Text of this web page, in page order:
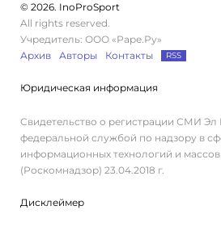
© 2026. InoProSport
All rights reserved.
Учредитель: ООО «Раре.Ру»
Архив
Авторы Контакты RSS
Юридическая информация
Свидетельство о регистрации СМИ
федеральной службой по надзору в
информационных технологий и
(Роскомнадзор) 23.04.2018 г.
Дисклеймер